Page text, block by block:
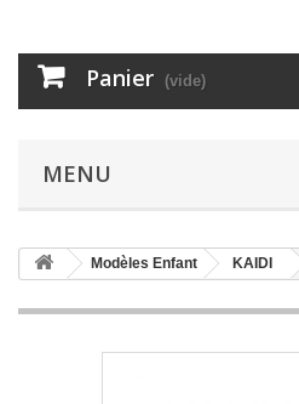
Panier (vide)
MENU
Modèles Enfant KAIDI